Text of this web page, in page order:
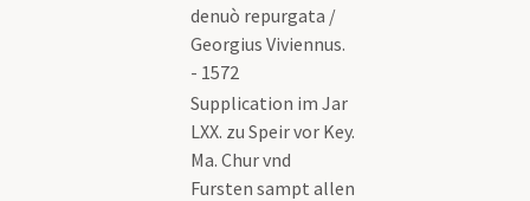
denuò repurgata /
Georgius Viviennus.
- 1572
Supplication im Jar
LXX. zu Speir vor Key.
Ma. Chur vnd
Fursten sampt allen